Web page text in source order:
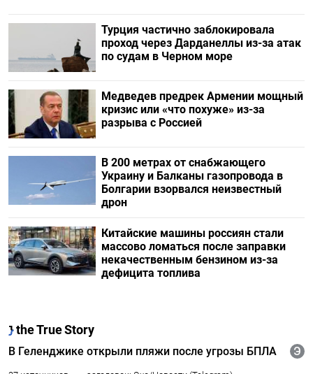
Турция частично заблокировала
проход через Дарданеллы из-за атак
по судам в Черном море
Медведев предрек Армении мощный
кризис или «что похуже» из-за
разрыва с Россией
В 200 метрах от снабжающего
Украину и Балканы газопровода в
Болгарии взорвался неизвестный
дрон
Китайские машины россиян стали
массово ломаться после заправки
некачественным бензином из-за
дефицита топлива